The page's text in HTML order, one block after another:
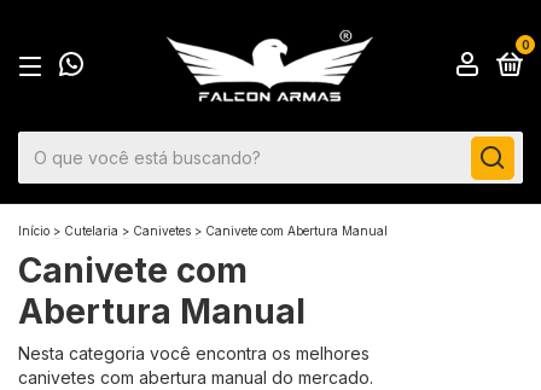
0
Início > Cutelaria > Canivetes > Canivete com Abertura Manual
Canivete com
Abertura Manual
Nesta categoria você encontra os melhores
canivetes com abertura manual do mercado.